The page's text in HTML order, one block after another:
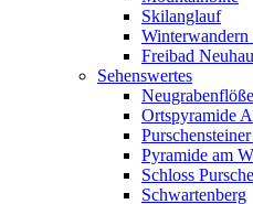
Skilanglauf
Winterwandern
Freibad
Sehenswertes
Ortspyramide
Pyramide am
Schloss
Schwartenberg